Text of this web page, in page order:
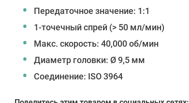
Передаточное значение: 1:1
1-точечный спрей (> 50 мл/мин)
Макс. скорость: 40,000 об/мин
Диаметр головки: Ø 9,5 мм
Соединение: ISO 3964